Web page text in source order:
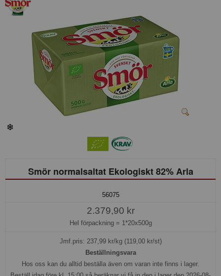
Smör normalsaltat Ekologiskt 82% Arla
56075
2.379,90 kr
Hel förpackning = 1*20x500g
Jmf.pris: 237,99kr/kg (119,00 kr/st)
Beställningsvara
Hos oss kan du alltid beställa även om varan inte finns i lager.